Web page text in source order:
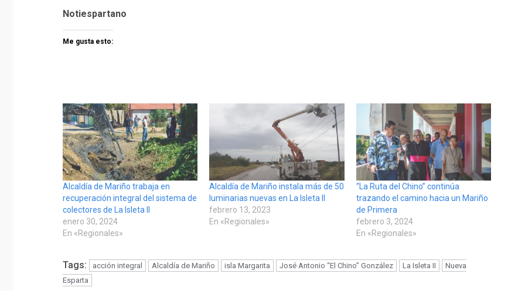
Notiespartano
Me gusta esto:
Alcaldía de Mariño trabaja en
recuperación integral del sistema de
colectores de La Isleta II
enero 30, 2024
En «Regionales»
Alcaldía de Mariño instala más de 50
luminarias nuevas en La Isleta II
febrero 13, 2023
En «Regionales»
“La Ruta del Chino” continúa
trazando el camino hacia un Mariño
de Primera
febrero 3, 2024
En «Regionales»
Tags: acción integral Alcaldía de Mariño isla Margarita José Antonio “El Chino” González La Isleta II
Nueva
Esparta